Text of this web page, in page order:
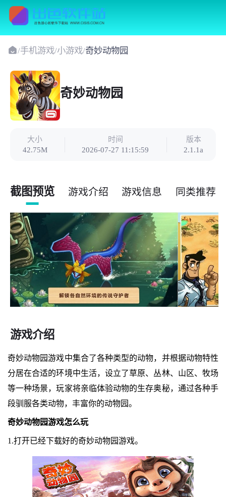
/手机游戏/小游戏/奇妙动物园
奇妙动物园
大小
42.75M
时间
2026-07-27 11:15:59
版本
2.1.1a
截图预览 游戏介绍 游戏信息 同类推荐
游戏介绍
奇妙动物园游戏中集合了各种类型的动物，并根据动物特性
分居在合适的环境中生活，设立了草原、丛林、山区、牧场
等一种场景，玩家将亲临体验动物的生存奥秘，通过各种手
段驯服各类动物，丰富你的动物园。
奇妙动物园游戏怎么玩
1.打开已经下载好的奇妙动物园游戏。